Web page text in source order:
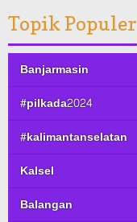
Topik Populer
Banjarmasin
#pilkada2024
#kalimantanselatan
Kalsel
Balangan